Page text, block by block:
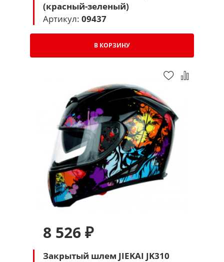
(красный-зеленый)
Артикул: 09437
В КОРЗИНУ
8 526 ₽
Закрытый шлем JIEKAI JK310